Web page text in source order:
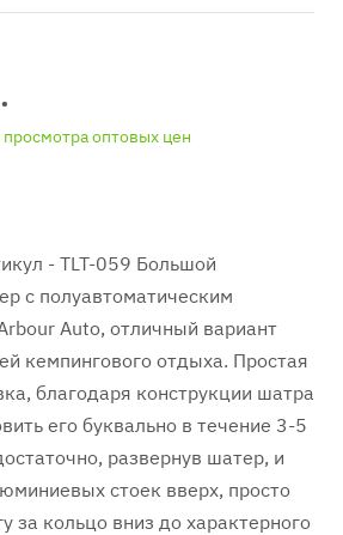
оптовых цен
- TLT-059 Большой
с полуавтоматическим
Auto, отличный вариант
кемпингового отдыха. Простая
благодаря конструкции шатра
его буквально в течение 3-5
развернув шатер, и
стоек вверх, просто
за кольцо вниз до характерного